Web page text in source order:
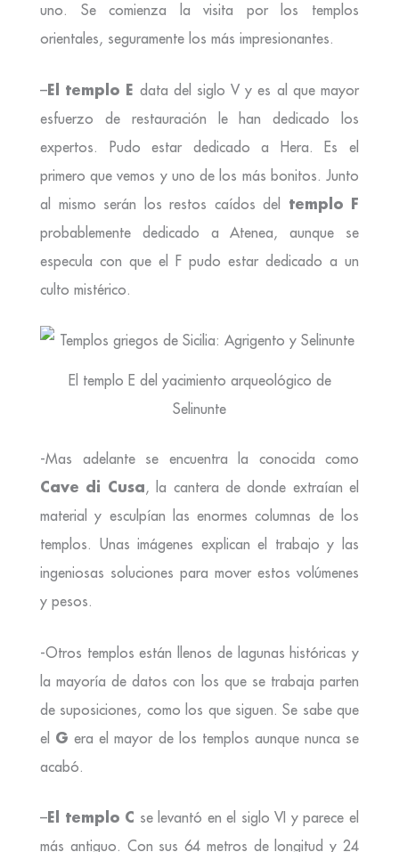
uno. Se comienza la visita por los templos
orientales, seguramente los más impresionantes.
–El templo E data del siglo V y es al que mayor
esfuerzo de restauración le han dedicado los
expertos. Pudo estar dedicado a Hera. Es el
primero que vemos y uno de los más bonitos. Junto
al mismo serán los restos caídos del
templo F
probablemente dedicado a Atenea, aunque se
especula con que el F pudo estar dedicado a un
culto mistérico.
El templo E del yacimiento arqueológico de
Selinunte
-Mas adelante se encuentra la conocida como
Cave di Cusa, la cantera de donde extraían el
material y esculpían las enormes columnas de los
templos. Unas imágenes explican el trabajo y las
ingeniosas soluciones para mover estos volúmenes
y pesos.
-Otros templos están llenos de lagunas históricas y
la mayoría de datos con los que se trabaja parten
de suposiciones, como los que siguen. Se sabe que
el G era el mayor de los templos aunque nunca se
acabó.
–El templo C se levantó en el siglo VI y parece el
más antiguo. Con sus 64 metros de longitud y 24